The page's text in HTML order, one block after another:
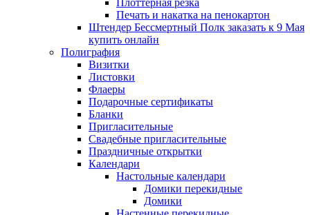
Печать и накатка на пенокартон
Штендер Бессмертный Полк заказать к 9 Мая
купить онлайн
Полиграфия
Визитки
Листовки
Флаеры
Подарочные сертификаты
Бланки
Пригласительные
Свадебные пригласительные
Праздничные открытки
Календари
Настольные календари
Домики перекидные
Домики